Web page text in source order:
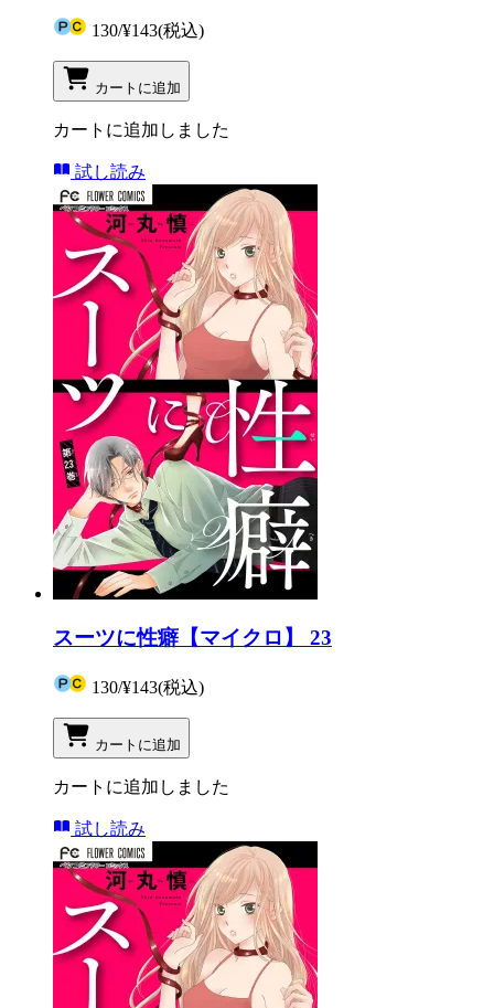
130/¥143(税込)
カートに追加
カートに追加しました
試し読み
スーツに性癖【マイクロ】 23
130/¥143(税込)
カートに追加
カートに追加しました
試し読み